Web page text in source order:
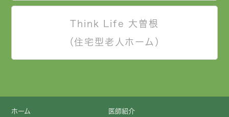
Think Life 大曽根
（住宅型老人ホーム）
ホーム 医師紹介